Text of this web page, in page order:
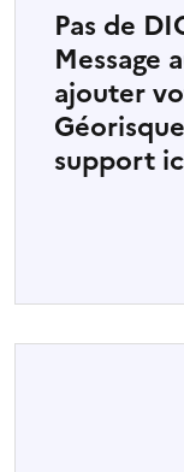
Pas de
Message
ajouter
support